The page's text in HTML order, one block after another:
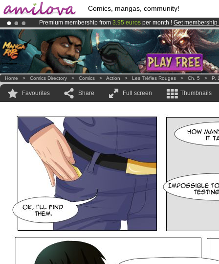
Comics, mangas, community!
Premium membership from 3.95 euros per month ! Get membership
AmilovaKickstarter is now LIVE!.
Already 100000 membersand 1000 comics & mangas!.
Home > Comics Directory > Comics > Action > Les Trèfles Rouges > Ch. 5 > P.
Favourites Share Full screen Thumbnails